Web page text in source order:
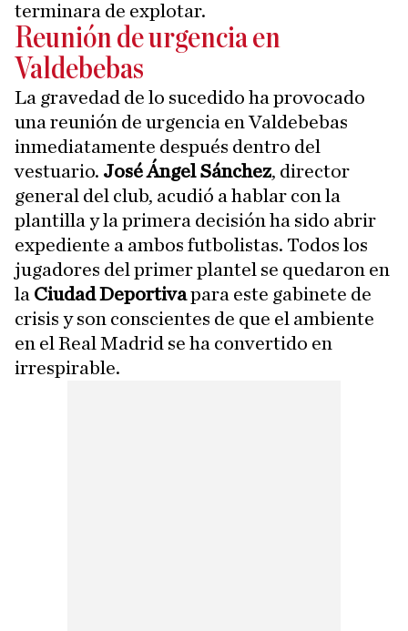
terminara de explotar.
Reunión de urgencia en
Valdebebas
La gravedad de lo sucedido ha provocado
una reunión de urgencia en Valdebebas
inmediatamente después dentro del
vestuario. José Ángel Sánchez, director
general del club, acudió a hablar con la
plantilla y la primera decisión ha sido abrir
expediente a ambos futbolistas. Todos los
jugadores del primer plantel se quedaron en
la Ciudad Deportivapara este gabinete de
crisis y son conscientes de que el ambiente
en el Real Madrid se ha convertido en
irrespirable.